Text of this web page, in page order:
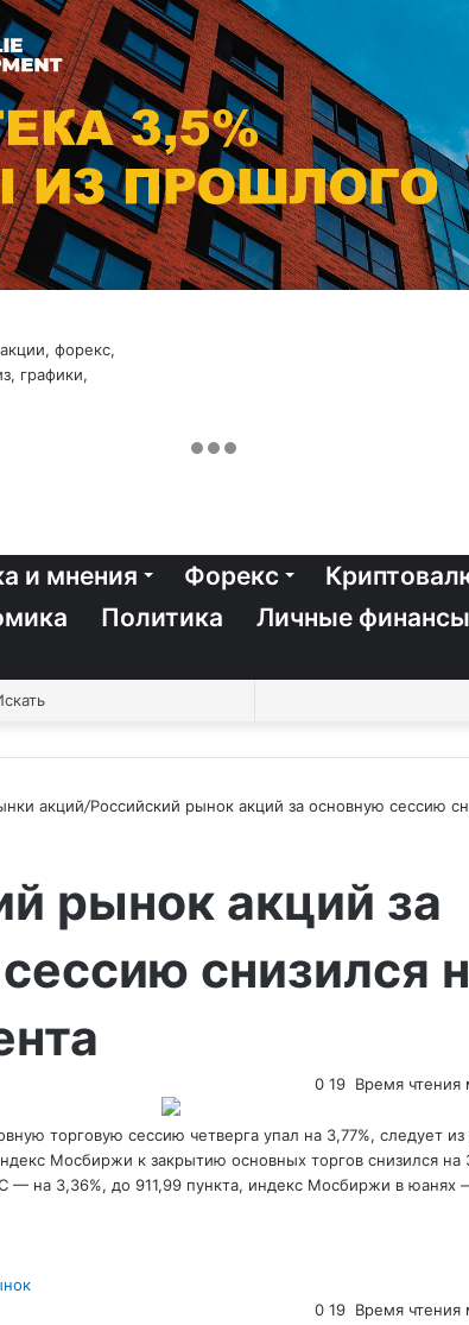
и мнения Форекс
Политика Личные финансы
акций/Российский рынок акций за основную сессию
рынок акций за
снизился
0 19 Время
торговую сессию четверга упал на 3,77%, следует
Мосбиржи к закрытию основных торгов снизился на
— на 3,36%, до 911,99 пункта, индекс Мосбиржи в юанях
0 19 Время